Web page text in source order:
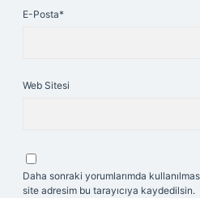
E-Posta*
Web Sitesi
Daha sonraki yorumlarımda
site adresim bu tarayıcıya kaydedilsin.